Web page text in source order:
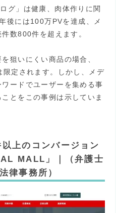
グ」は健康、肉体作りに関
後には100万PVを達成、メ
数800件を超えます。
狙いにくい商品の場合、
定されます。しかし、メデ
ードでユーザーを集める事
とをこの事例は示していま
上のコンバージョン
MALL」｜（弁護士
律事務所）